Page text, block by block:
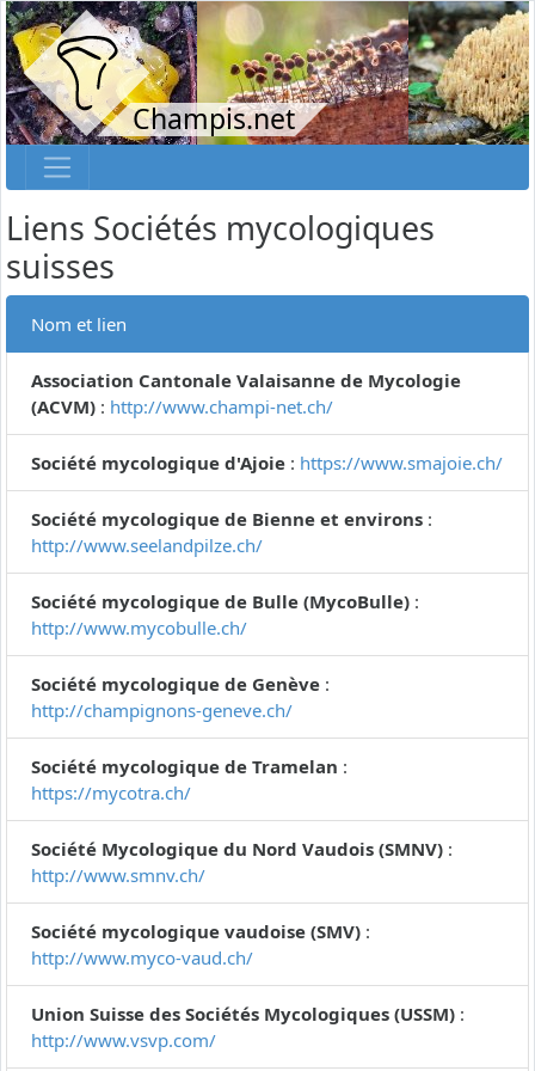
Champis.net
Liens Sociétés mycologiques
suisses
Nom et lien
Association Cantonale Valaisanne de Mycologie
(ACVM) : http://www.champi-net.ch/
Société mycologique d'Ajoie : https://www.smajoie.ch/
Société mycologique de Bienne et environs :
http://www.seelandpilze.ch/
Société mycologique de Bulle (MycoBulle) :
http://www.mycobulle.ch/
Société mycologique de Genève :
http://champignons-geneve.ch/
Société mycologique de Tramelan :
https://mycotra.ch/
Société Mycologique du Nord Vaudois (SMNV) :
http://www.smnv.ch/
Société mycologique vaudoise (SMV) :
http://www.myco-vaud.ch/
Union Suisse des Sociétés Mycologiques (USSM) :
http://www.vsvp.com/